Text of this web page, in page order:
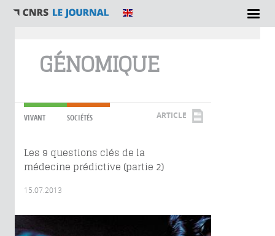
GÉNOMIQUE
VIVANT SOCIÉTÉS ARTICLE
Les 9 questions clés de la
médecine prédictive (partie 2)
15.07.2013